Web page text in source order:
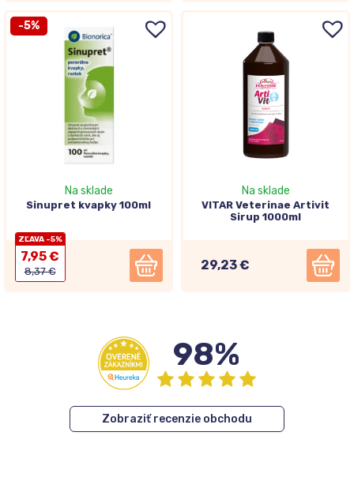
-5%
Na sklade
Sinupret kvapky 100ml
ZĽAVA -5%
7,95 €
8,37 €
Na sklade
VITAR Veterinae Artivit
Sirup 1000ml
29,23 €
98%
Zobraziť recenzie obchodu